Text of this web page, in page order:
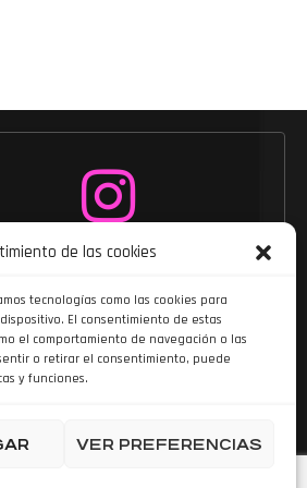
de las cookies
tecnologías como las cookies para
El consentimiento de estas
el comportamiento de navegación o las
o retirar el consentimiento, puede
y funciones.
VER PREFERENCIAS
Siguenos en